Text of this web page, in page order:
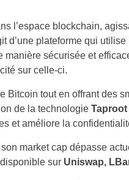
l’espace blockchain,
d’une plateforme qui
manière sécurisée et
sur celle-ci.
Bitcoin tout en offrant des
de la technologie
et améliore la
market cap dépasse
sur Uniswap,